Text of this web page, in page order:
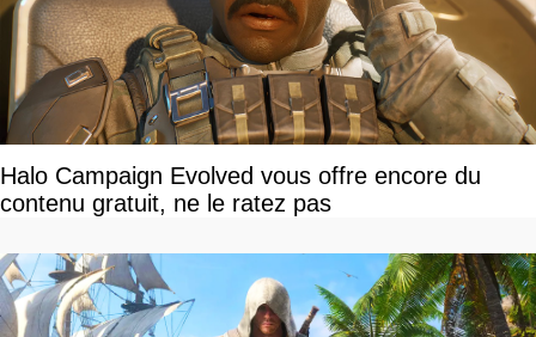
Halo Campaign Evolved vous offre encore du
contenu gratuit, ne le ratez pas